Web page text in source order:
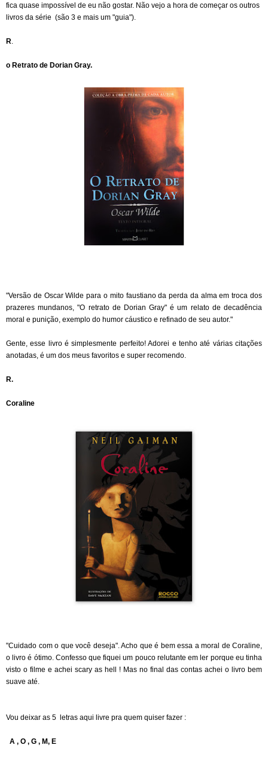
fica quase impossível de eu não gostar. Não vejo a hora de começar os outros
livros da série (são 3 e mais um "guia").
R
o Retrato de Dorian Gray.
"Versão de Oscar Wilde para o mito faustiano da perda da alma em troca dos
prazeres mundanos, "O retrato de Dorian Gray" é um relato de decadência
moral e punição, exemplo do humor cáustico e refinado de seu autor."
Gente, esse livro é simplesmente perfeito! Adorei e tenho até várias citações
anotadas, é um dos meus favoritos e super recomendo.
R.
Coraline
"Cuidado com o que você deseja". Acho que é bem essa a moral de Coraline,
o livro é ótimo. Confesso que fiquei um pouco relutante em ler porque eu tinha
visto o filme e achei scary as hell ! Mas no final das contas achei o livro bem
suave até.
Vou deixar as 5 letras aqui livre pra quem quiser fazer :
A , O , G , M, E